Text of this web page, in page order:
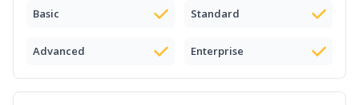
Basic Standard
Advanced Enterprise